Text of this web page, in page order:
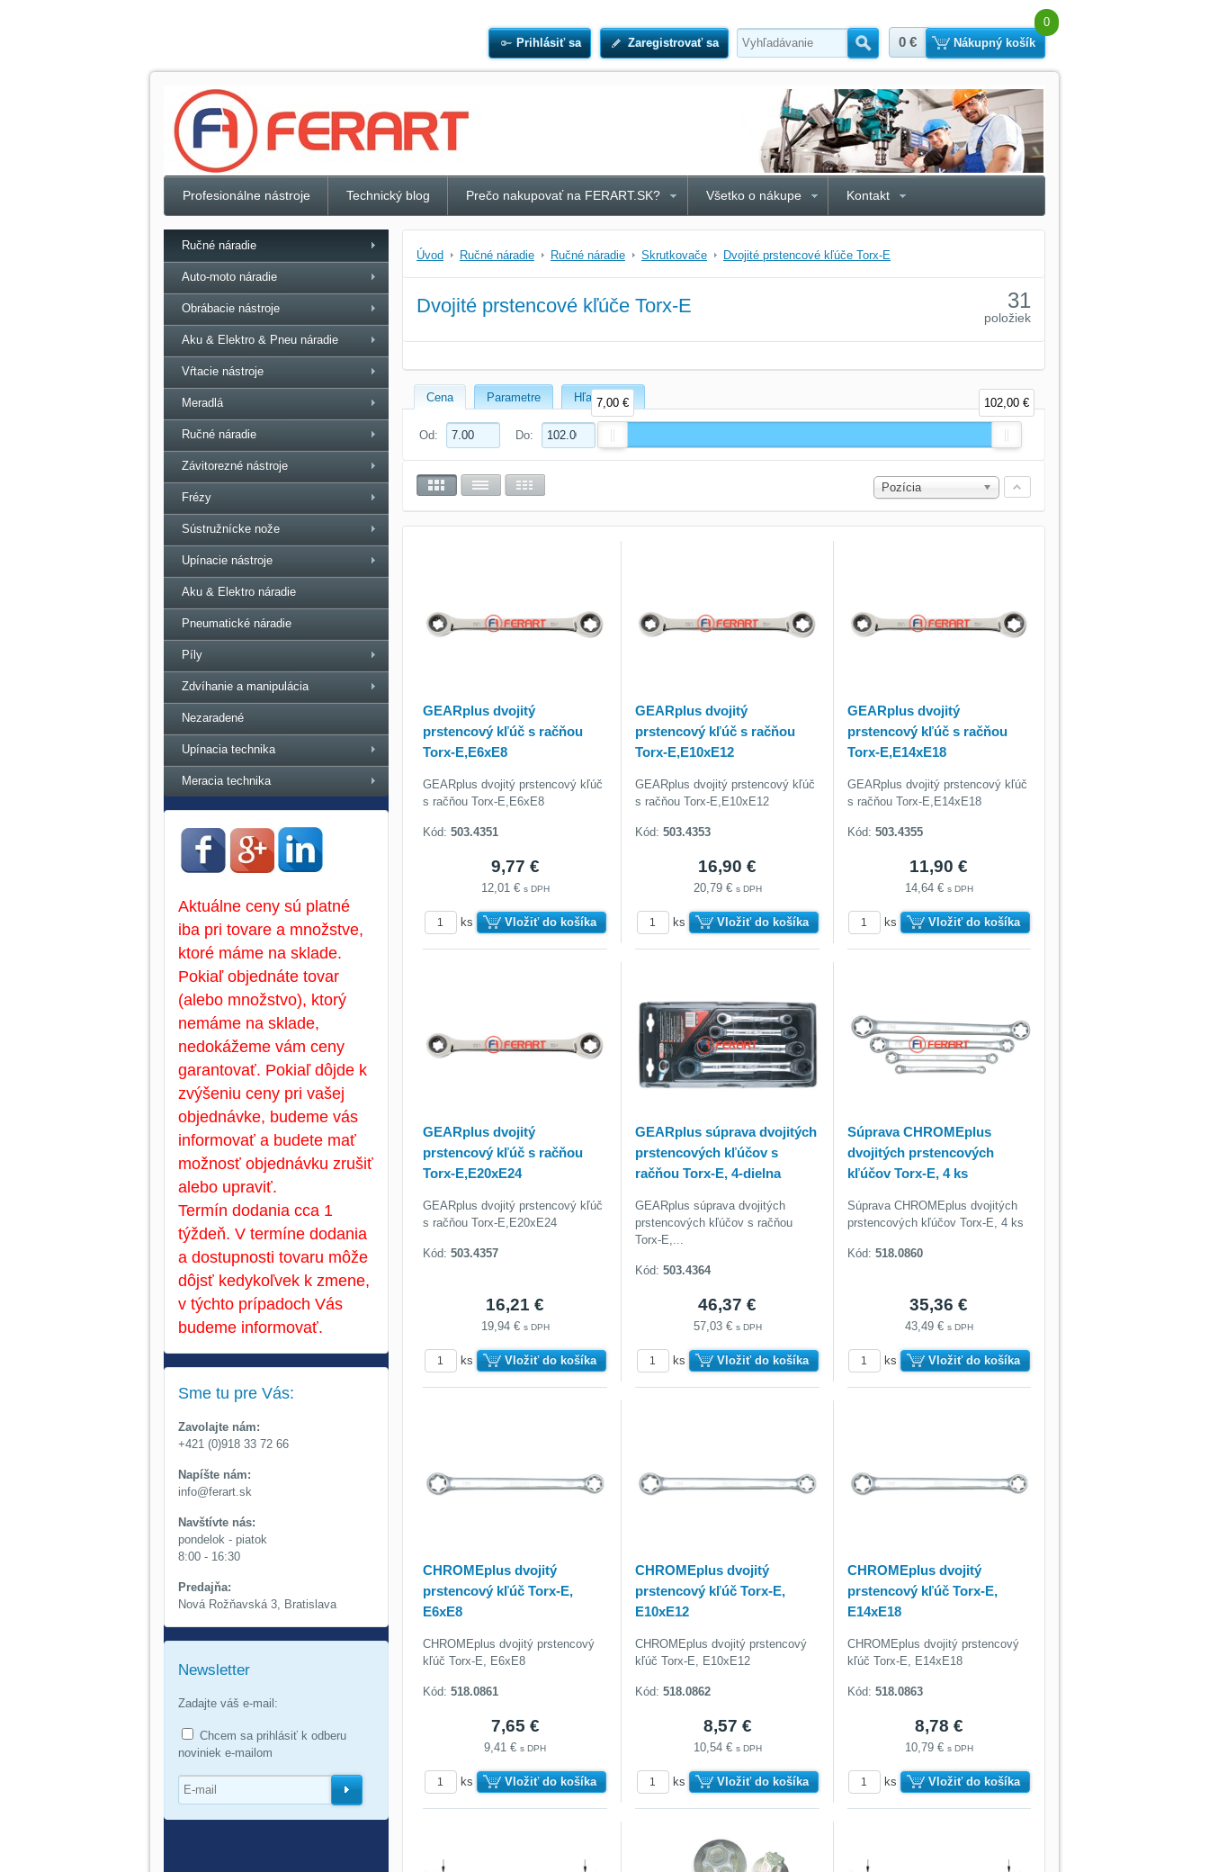
Prihlásiť sa Zaregistrovať sa Hľadať
0 €
0
Nákupný košík
Profesionálne nástroje Technický blog Prečo nakupovať na FERART.SK? Všetko o nákupe Kontakt
Úvod Ručné náradie Ručné náradie Skrutkovače Dvojité prstencové kľúče Torx-E
Dvojité prstencové kľúče Torx-E 31
položiek
Cena Parametre Hľadať text
Od: Do:
7,00 € 102,00 €
Pozícia
GEARplus dvojitý
prstencový kľúč s račňou
Torx-E,E6xE8
GEARplus dvojitý prstencový kľúč
s račňou Torx-E,E6xE8
Kód:503.4351
9,77 €
12,01 € s DPH
ks Vložiť do košíka
GEARplus dvojitý
prstencový kľúč s račňou
Torx-E,E10xE12
GEARplus dvojitý prstencový kľúč
s račňou Torx-E,E10xE12
Kód:503.4353
16,90 €
20,79 € s DPH
ks Vložiť do košíka
GEARplus dvojitý
prstencový kľúč s račňou
Torx-E,E14xE18
GEARplus dvojitý prstencový kľúč
s račňou Torx-E,E14xE18
Kód: 503.4355
11,90 €
14,64 € s DPH
ks Vložiť do košíka
GEARplus dvojitý
prstencový kľúč s račňou
Torx-E,E20xE24
GEARplus dvojitý prstencový kľúč
s račňou Torx-E,E20xE24
Kód:503.4357
16,21 €
19,94 € s DPH
ks Vložiť do košíka
GEARplus súprava dvojitých
prstencových kľúčov s
račňou Torx-E, 4-dielna
GEARplus súprava dvojitých
prstencových kľúčov s račňou
Torx-E,...
Kód:503.4364
46,37 €
57,03 € s DPH
ks Vložiť do košíka
Súprava CHROMEplus
dvojitých prstencových
kľúčov Torx-E, 4 ks
Súprava CHROMEplus dvojitých
prstencových kľúčov Torx-E, 4 ks
Kód: 518.0860
35,36 €
43,49 € s DPH
ks Vložiť do košíka
CHROMEplus dvojitý
prstencový kľúč Torx-E,
E6xE8
CHROMEplus dvojitý prstencový
kľúč Torx-E, E6xE8
Kód:518.0861
7,65 €
9,41 €s DPH
ks Vložiť do košíka
CHROMEplus dvojitý
prstencový kľúč Torx-E,
E10xE12
CHROMEplus dvojitý prstencový
kľúč Torx-E, E10xE12
Kód:518.0862
8,57 €
10,54 € s DPH
ks Vložiť do košíka
CHROMEplus dvojitý
prstencový kľúč Torx-E,
E14xE18
CHROMEplus dvojitý prstencový
kľúč Torx-E, E14xE18
Kód: 518.0863
8,78 €
10,79 € s DPH
ks Vložiť do košíka
Ručné náradie
Auto-moto náradie
Obrábacie nástroje
Aku & Elektro & Pneu náradie
Vŕtacie nástroje
Meradlá
Ručné náradie
Závitorezné nástroje
Frézy
Sústružnícke nože
Upínacie nástroje
Aku & Elektro náradie
Pneumatické náradie
Píly
Zdvíhanie a manipulácia
Nezaradené
Upínacia technika
Meracia technika
Aktuálne ceny sú platné
iba pri tovare a množstve,
ktoré máme na sklade.
Pokiaľ objednáte tovar
(alebo množstvo), ktorý
nemáme na sklade,
nedokážeme vám ceny
garantovať. Pokiaľ dôjde k
zvýšeniu ceny pri vašej
objednávke, budeme vás
informovať a budete mať
možnosť objednávku zrušiť
alebo upraviť.
Termín dodania cca 1
týždeň. V termíne dodania
a dostupnosti tovaru môže
dôjsť kedykoľvek k zmene,
v týchto prípadoch Vás
budeme informovať.
Sme tu pre Vás:
Zavolajte nám:
+421 (0)918 33 72 66
Napíšte nám:
info@ferart.sk
Navštívte nás:
pondelok - piatok
8:00 - 16:30
Predajňa:
Nová Rožňavská 3, Bratislava
Newsletter
Zadajte váš e-mail:
Chcem sa prihlásiť k odberu
noviniek e-mailom
Odoberať